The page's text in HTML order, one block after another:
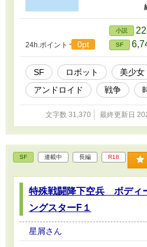
が大きく変わって
24h.ポイント 0pt
小説
SF
SF ロボット 美少女
アンドロイド
戦争
文字数 31,370 最終更新日
SF 連載中 長編 R18
特殊戦闘降下空兵 ボディ
ングスターF１
星屑さん